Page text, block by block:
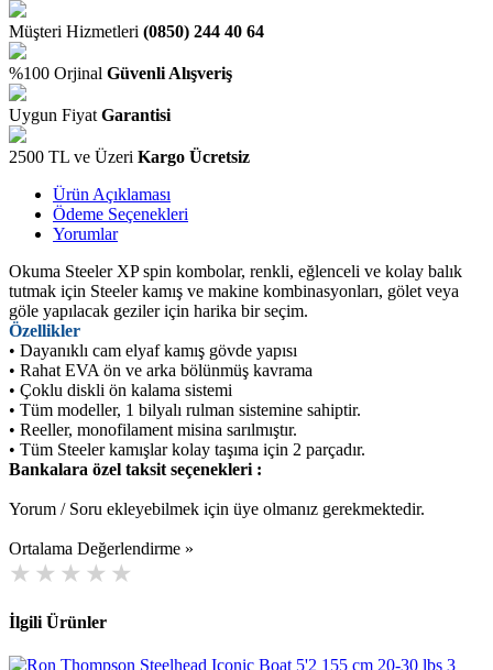
Müşteri Hizmetleri (0850) 244 40 64
%100 Orjinal Güvenli Alışveriş
Uygun Fiyat Garantisi
2500 TL ve Üzeri Kargo Ücretsiz
Ürün Açıklaması
Ödeme Seçenekleri
Yorumlar
Okuma Steeler XP spin kombolar, renkli, eğlenceli ve kolay balık
tutmak için Steeler kamış ve makine kombinasyonları, gölet veya
göle yapılacak geziler için harika bir seçim.
Özellikler
• Dayanıklı cam elyaf kamış gövde yapısı
• Rahat EVA ön ve arka bölünmüş kavrama
• Çoklu diskli ön kalama sistemi
• Tüm modeller, 1 bilyalı rulman sistemine sahiptir.
• Reeller, monofilament misina sarılmıştır.
• Tüm Steeler kamışlar kolay taşıma için 2 parçadır.
Bankalara özel taksit seçenekleri :
Yorum / Soru ekleyebilmek için üye olmanız gerekmektedir.
Ortalama Değerlendirme »
İlgili Ürünler